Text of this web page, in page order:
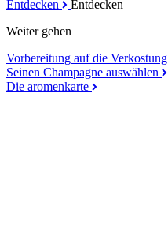
Entdecken
Entdecken
Weiter gehen
Vorbereitung auf die Verkostung
Seinen Champagne auswählen
Die aromenkarte